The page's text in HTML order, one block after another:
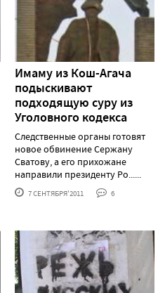
Имаму из Кош-Агача
подыскивают
подходящую суру из
Уголовного кодекса
Следственные органы готовят
новое обвинение Сержану
Сватову, а его прихожане
направили президенту Ро......
7 СЕНТЯБРЯ'2011 6